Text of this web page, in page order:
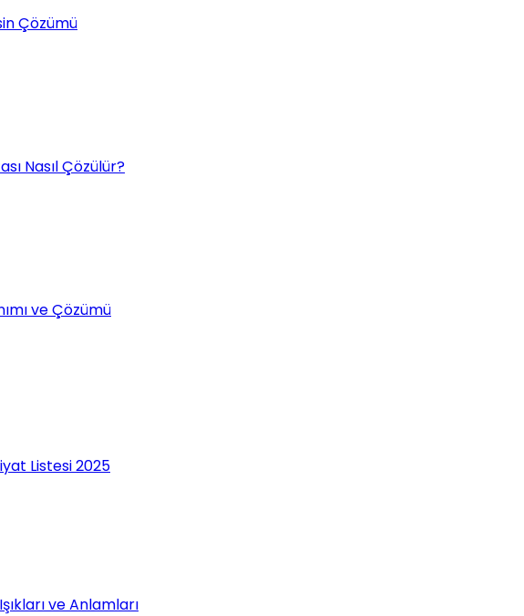
Çözümü
Nasıl Çözülür?
ve Çözümü
Listesi 2025
ve Anlamları